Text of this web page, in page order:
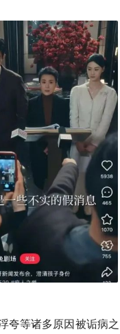
夸等诸多原因被诟病之